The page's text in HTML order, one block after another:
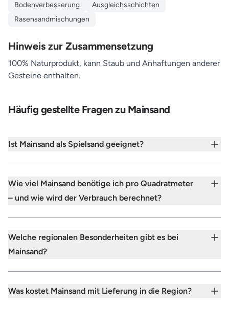
Bodenverbesserung
Ausgleichsschichten
Rasensandmischungen
Hinweis zur Zusammensetzung
100% Naturprodukt, kann Staub und Anhaftungen anderer
Gesteine enthalten.
Häufig gestellte Fragen zu Mainsand
Ist Mainsand als Spielsand geeignet?
Wie viel Mainsand benötige ich pro Quadratmeter
– und wie wird der Verbrauch berechnet?
Welche regionalen Besonderheiten gibt es bei
Mainsand?
Was kostet Mainsand mit Lieferung in die Region?